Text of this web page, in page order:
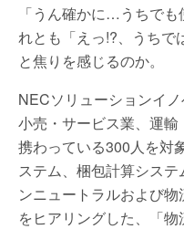
「うん確かに…うちで
れとも「えっ!?、うちで
と焦りを感じるのか。
NECソリューションイノ
小売・サービス業、運
携わっている300人を対
ステム、梱包計算シス
ンニュートラルおよび
をヒアリングした、「